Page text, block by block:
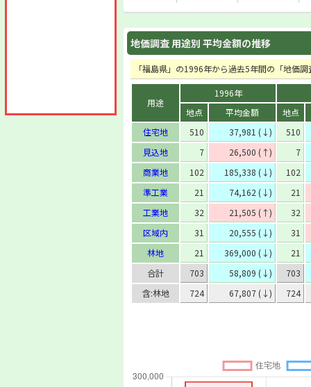
地価調査 用途別 平均金額の推移
「福島県」の1996年から過去5年間の「地価
用途
1996年
地点
平均金額
地点
住宅地
510 37,981 (↓)
510
見込地
7 26,500 (↑)
7
商業地
102 185,338 (↓)
102
準工業
21 74,162 (↓)
21
工業地
32 21,505 (↑)
32
区域内
31 20,555 (↓)
31
林地
21 369,000 (↓)
21
合計
703 58,809 (↓)
703
含:林地
724 67,807 (↓) 724